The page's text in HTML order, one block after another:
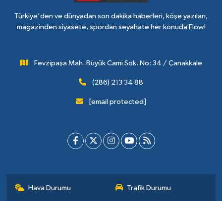
Türkiye'den ve dünyadan son dakika haberleri, köşe yazıları,
magazinden siyasete, spordan seyahate her konuda Flow!
Fevzipaşa Mah. Büyük Cami Sok. No: 34 / Çanakkale
(286) 213 34 88
[email protected]
Hava Durumu Trafik Durumu